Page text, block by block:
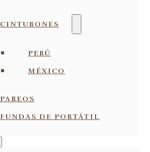
CINTURONES
PERÚ
MÉXICO
PAREOS
FUNDAS DE PORTÁTIL